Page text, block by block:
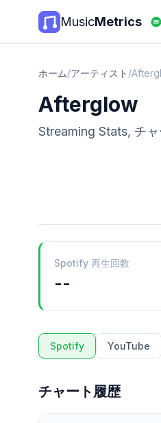
MusicMetrics
ホーム/アーティスト /
Afterglow
Streaming Stats, チ
Spotify 再生回数
--
Spotify YouTube
チャート履歴